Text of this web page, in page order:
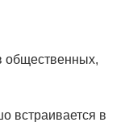
общественных,
встраивается в